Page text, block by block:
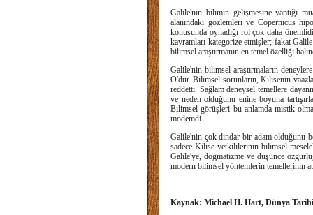
Galile'nin bilimin gelişmesine yaptığı
alanındaki gözlemleri ve Copernicus
konusunda oynadığı rol çok daha
kavramları kategorize etmişler; fakat
bilimsel araştırmanın en temel özelliği
Galile'nin bilimsel araştırmaların
O'dur. Bilimsel sorunların, Kilisenin
reddetti. Sağlam deneysel temellere
ve neden olduğunu enine boyuna
Bilimsel görüşleri bu anlamda mistik
modemdi.
Galile'nin çok dindar bir adam olduğunu
sadece Kilise yetkililerinin bilimsel
Galile'ye, dogmatizme ve düşünce
modern bilimsel yöntemlerin temellerinin
Kaynak: Michael H. Hart, Dünya